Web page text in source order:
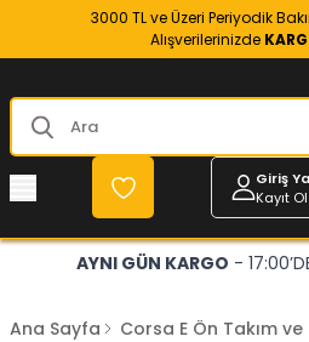
3000 TL ve Üzeri Periyodik
Alışverilerinizde
Giriş
Kayıt Ol
AYNI GÜN KARGO -
Ana Sayfa Corsa E Ön Takım